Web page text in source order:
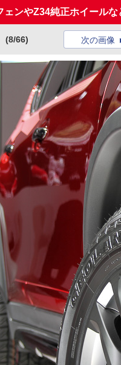
ェンやZ34純正ホイール
(8/66) 次の画像